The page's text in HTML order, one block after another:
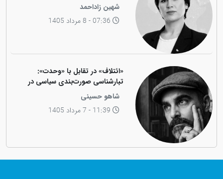
شهین زاداحمد
«ائتلاف» در تقابل با «وحدت»:
تبارشناسی صورت‌بندی سیاسی در
جامعه کوردی
شاهو حسینی